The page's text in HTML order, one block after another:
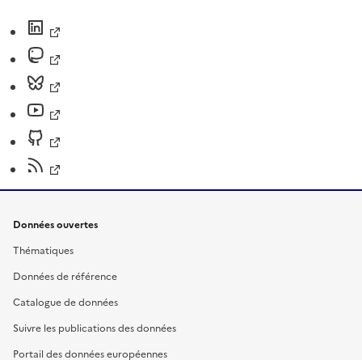
Données ouvertes
Thématiques
Données de référence
Catalogue de données
Suivre les publications des données
Portail des données européennes